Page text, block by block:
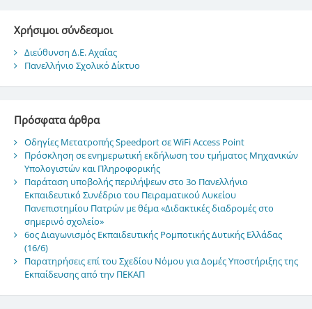
Χρήσιμοι σύνδεσμοι
Διεύθυνση Δ.Ε. Αχαΐας
Πανελλήνιο Σχολικό Δίκτυο
Πρόσφατα άρθρα
Οδηγίες Μετατροπής Speedport σε WiFi Access Point
Πρόσκληση σε ενημερωτική εκδήλωση του τμήματος Μηχανικών
Υπολογιστών και Πληροφορικής
Παράταση υποβολής περιλήψεων στο 3ο Πανελλήνιο
Εκπαιδευτικό Συνέδριο του Πειραματικού Λυκείου
Πανεπιστημίου Πατρών με θέμα «Διδακτικές διαδρομές στο
σημερινό σχολείο»
6ος Διαγωνισμός Εκπαιδευτικής Ρομποτικής Δυτικής Ελλάδας
(16/6)
Παρατηρήσεις επί του Σχεδίου Νόμου για Δομές Υποστήριξης της
Εκπαίδευσης από την ΠΕΚΑΠ